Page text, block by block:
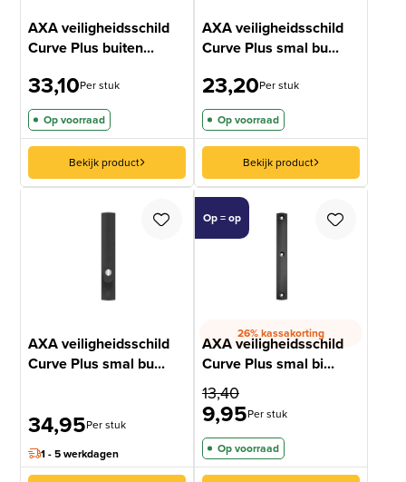
AXA veiligheidsschild
Curve Plus buiten...
33,10Per stuk
Op voorraad
Bekijk product
AXA veiligheidsschild
Curve Plus smal bu...
23,20Per stuk
Op voorraad
Bekijk product
AXA veiligheidsschild
Curve Plus smal bu...
34,95Per stuk
1 - 5 werkdagen
Op = op
26% kassakorting
AXA veiligheidsschild
Curve Plus smal bi...
13,40
9,95Per stuk
Op voorraad